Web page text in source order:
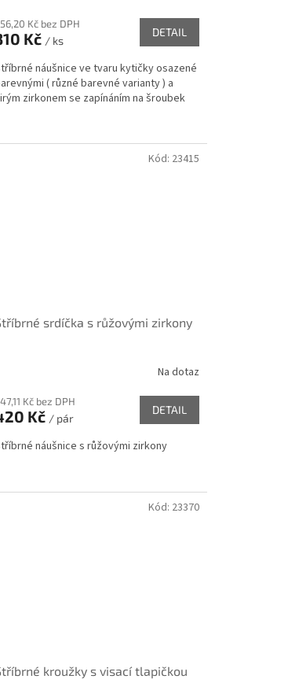
Kč bez DPH
Kč / ks
DETAIL
náušnice ve tvaru kytičky osazené
( různé barevné varianty ) a
zirkonem se zapínáním na šroubek
srdíčka s růžovými zirkony
Na dotaz
Kč bez DPH
Kč / pár
DETAIL
náušnice s růžovými zirkony
Kód: 23415
kroužky s visací tlapičkou
Kód: 23370